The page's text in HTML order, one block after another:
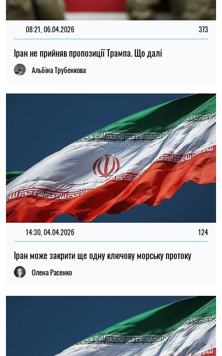
08:21, 06.04.2026 373
Іран не прийняв пропозиції Трампа. Що далі
Альбіна Трубенкова
14:30, 04.04.2026 124
Іран може закрити ще одну ключову морську протоку
Олена Расенко